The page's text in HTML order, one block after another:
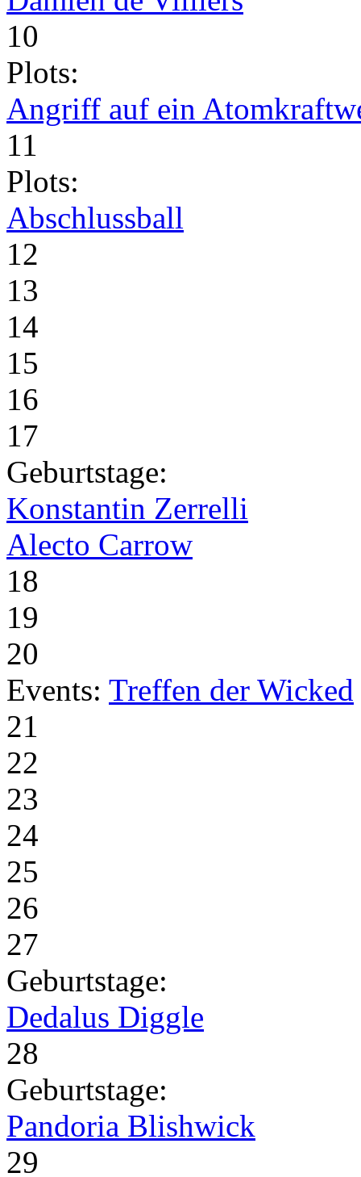
10
Plots:
Angriff auf ein
11
Plots:
Abschlussball
12
13
14
15
16
17
Geburtstage:
Konstantin Zerrelli
Alecto Carrow
18
19
20
Events: Treffen der Wicked
21
22
23
24
25
26
27
Geburtstage:
Dedalus Diggle
28
Geburtstage:
Pandoria Blishwick
29